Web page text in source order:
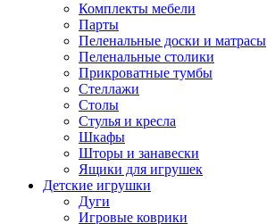
Комплекты мебели
Парты
Пеленальные доски и матрасы
Пеленальные столики
Прикроватные тумбы
Стеллажи
Столы
Стулья и кресла
Шкафы
Шторы и занавески
Ящики для игрушек
Детские игрушки
Дуги
Игровые коврики